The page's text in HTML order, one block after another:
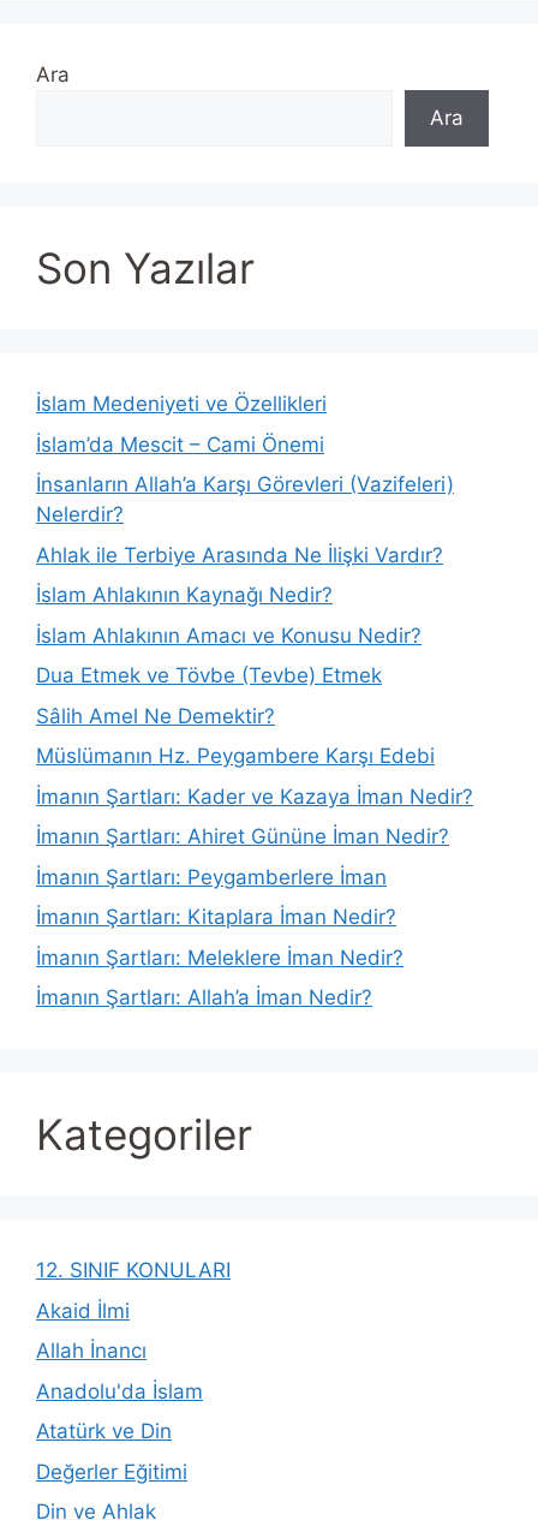
Ara
Ara
Son Yazılar
İslam Medeniyeti ve Özellikleri
İslam’da Mescit – Cami Önemi
İnsanların Allah’a Karşı Görevleri (Vazifeleri)
Nelerdir?
Ahlak ile Terbiye Arasında Ne İlişki Vardır?
İslam Ahlakının Kaynağı Nedir?
İslam Ahlakının Amacı ve Konusu Nedir?
Dua Etmek ve Tövbe (Tevbe) Etmek
Sâlih Amel Ne Demektir?
Müslümanın Hz. Peygambere Karşı Edebi
İmanın Şartları: Kader ve Kazaya İman Nedir?
İmanın Şartları: Ahiret Gününe İman Nedir?
İmanın Şartları: Peygamberlere İman
İmanın Şartları: Kitaplara İman Nedir?
İmanın Şartları: Meleklere İman Nedir?
İmanın Şartları: Allah’a İman Nedir?
Kategoriler
12. SINIF KONULARI
Akaid İlmi
Allah İnancı
Anadolu'da İslam
Atatürk ve Din
Değerler Eğitimi
Din ve Ahlak